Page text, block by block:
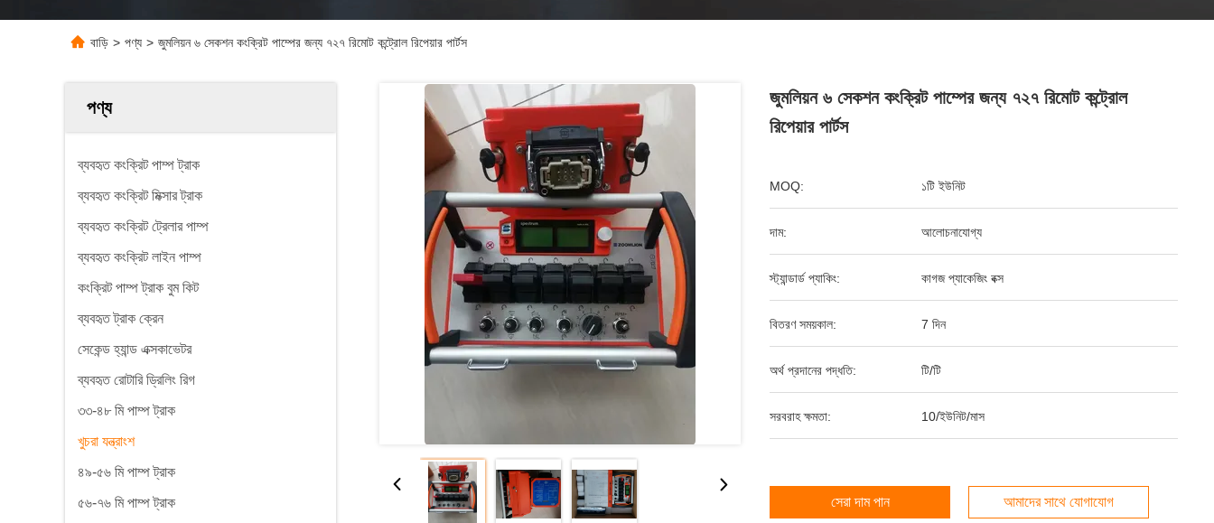
বাড়ি > পণ্য > জুমলিয়ন ৬ সেকশন কংক্রিট পাম্পের জন্য ৭২৭ রিমোট কন্ট্রোল রিপেয়ার পার্টস
পণ্য
ব্যবহৃত কংক্রিট পাম্প ট্রাক
ব্যবহৃত কংক্রিট মিক্সার ট্রাক
ব্যবহৃত কংক্রিট ট্রেলার পাম্প
ব্যবহৃত কংক্রিট লাইন পাম্প
কংক্রিট পাম্প ট্রাক বুম কিট
ব্যবহৃত ট্রাক ক্রেন
সেকেন্ড হ্যান্ড এক্সকাভেটর
ব্যবহৃত রোটারি ড্রিলিং রিগ
৩৩-৪৮ মি পাম্প ট্রাক
খুচরা যন্ত্রাংশ
৪৯-৫৬ মি পাম্প ট্রাক
৫৬-৭৬ মি পাম্প ট্রাক
জুমলিয়ন ৬ সেকশন কংক্রিট পাম্পের জন্য ৭২৭ রিমোট কন্ট্রোল
রিপেয়ার পার্টস
MOQ: ১টি ইউনিট
দাম: আলোচনাযোগ্য
স্ট্যান্ডার্ড প্যাকিং: কাগজ প্যাকেজিং বক্স
বিতরণ সময়কাল: 7 দিন
অর্থ প্রদানের পদ্ধতি: টি/টি
সরবরাহ ক্ষমতা: 10/ইউনিট/মাস
সেরা দাম পান আমাদের সাথে যোগাযোগ